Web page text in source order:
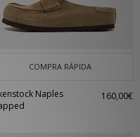
COMPRA RÁPIDA
Naples
160,00€